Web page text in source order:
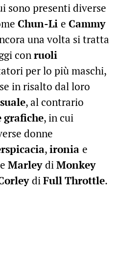
sono presenti diverse
Chun-Li e Cammy
una volta si tratta
conruoli
per lo più maschi,
in risalto dal loro
, al contrario
grafiche, in cui
donne
,ironia e
MarleydiMonkey
diFullThrottle.